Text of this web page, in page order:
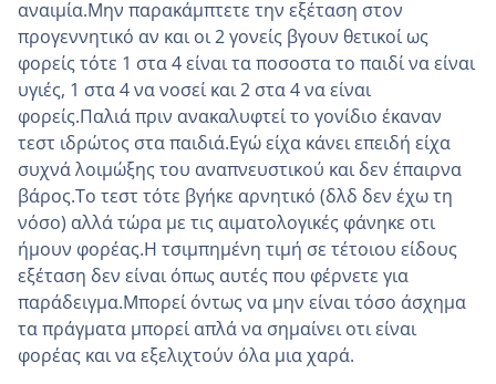
αναιμία.Μην παρακάμπτετε την εξέταση στον
προγεννητικό αν και οι 2 γονείς βγουν θετικοί ως
φορείς τότε 1 στα 4 είναι τα ποσοστα το παιδί να είναι
υγιές, 1 στα 4 να νοσεί και 2 στα 4 να είναι
φορείς.Παλιά πριν ανακαλυφτεί το γονίδιο έκαναν
τεστ ιδρώτος στα παιδιά.Εγώ είχα κάνει επειδή είχα
συχνά λοιμώξης του αναπνευστικού και δεν έπαιρνα
βάρος.Το τεστ τότε βγήκε αρνητικό (δλδ δεν έχω τη
νόσο) αλλά τώρα με τις αιματολογικές φάνηκε οτι
ήμουν φορέας.Η τσιμπημένη τιμή σε τέτοιου είδους
εξέταση δεν είναι όπως αυτές που φέρνετε για
παράδειγμα.Μπορεί όντως να μην είναι τόσο άσχημα
τα πράγματα μπορεί απλά να σημαίνει οτι είναι
φορέας και να εξελιχτούν όλα μια χαρά.